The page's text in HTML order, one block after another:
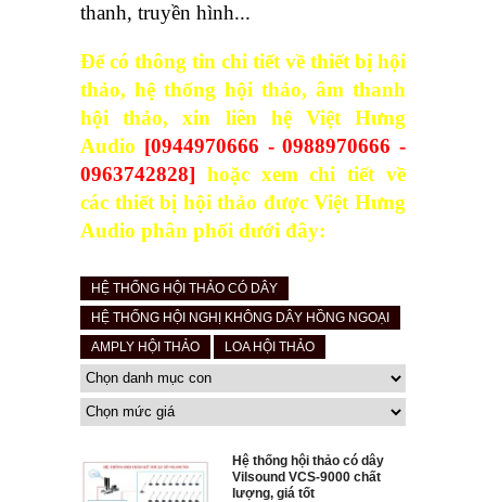
thanh, truyền hình...
Để có thông tin chi tiết về thiết bị hội
thảo, hệ thống hội thảo, âm thanh
hội thảo, xin liên hệ Việt Hưng
Audio [0944970666 - 0988970666 -
0963742828] hoặc xem chi tiết về
các thiết bị hội thảo được Việt Hưng
Audio phân phối dưới đây:
HỆ THỐNG HỘI THẢO CÓ DÂY
HỆ THỐNG HỘI NGHỊ KHÔNG DÂY HỒNG NGOẠI
AMPLY HỘI THẢO
LOA HỘI THẢO
Hệ thống hội thảo có dây
Vilsound VCS-9000 chất
lượng, giá tốt